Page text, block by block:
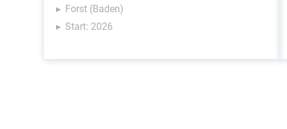
Forst (Baden)
Start: 2026